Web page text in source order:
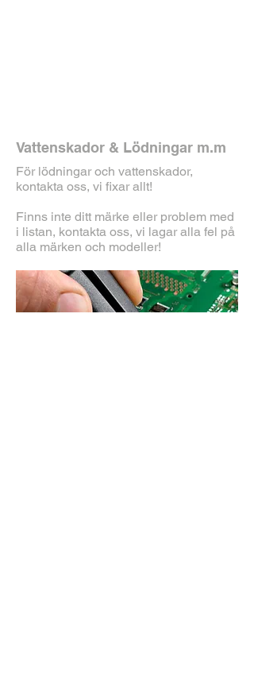
Vattenskador & Lödningar m.m
För lödningar och vattenskador,
kontakta oss, vi fixar allt!
Finns inte ditt märke eller problem med
i listan, kontakta oss, vi lagar alla fel på
alla märken och modeller!